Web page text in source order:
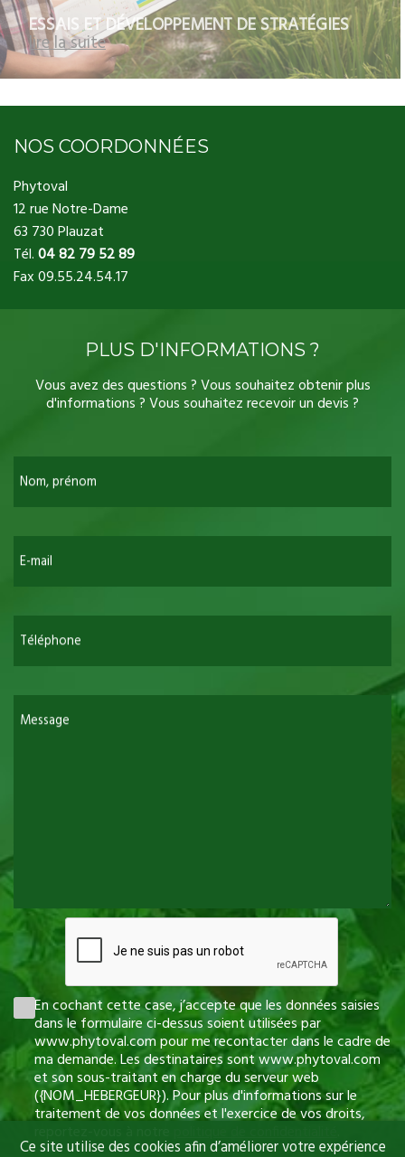
ESSAIS ET DÉVELOPPEMENT DE STRATÉGIES
lire la suite
NOS COORDONNÉES
Phytoval
12 rue Notre-Dame
63 730 Plauzat
Tél.04 82 79 52 89
Fax 09.55.24.54.17
PLUS D'INFORMATIONS ?
Vous avez des questions ? Vous souhaitez obtenir plus
d'informations ? Vous souhaitez recevoir un devis ?
Nom, prénom
E-mail
Téléphone
Message
En cochant cette case, j’accepte que les données saisies
dans le formulaire ci-dessus soient utilisées par
www.phytoval.com pour me recontacter dans le cadre de
ma demande. Les destinataires sont www.phytoval.com
et son sous-traitant en charge du serveur web
({NOM_HEBERGEUR}). Pour plus d'informations sur le
traitement de vos données et l'exercice de vos droits,
Ce site utilise des cookies afin d’améliorer votre expérience